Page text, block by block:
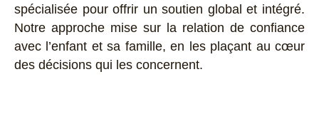
spécialisée pour offrir un soutien global et intégré.
Notre approche mise sur la relation de confiance
avec l’enfant et sa famille, en les plaçant au cœur
des décisions qui les concernent.